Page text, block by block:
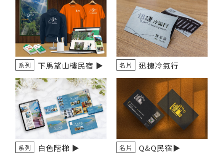
下馬望山樓民宿 ▶
系列 迅捷冷氣行
名片
白色階梯 ▶
系列 Q&Q民宿▶️
名片